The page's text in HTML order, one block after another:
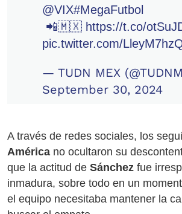
@VIX#MegaFutbol
📲🇲🇽 https://t.co/
pic.twitter.com/
— TUDN MEX
September 30, 2024
A través de redes sociales, los
América no ocultaron su
que la actitud de Sánchez fue
inmadura, sobre todo en un
el equipo necesitaba mantener la